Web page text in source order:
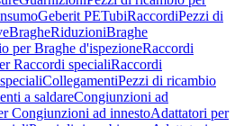
Geberit PETubiRaccordiPezzi di
BragheRiduzioniBraghe
per Braghe d'ispezioneRaccordi
Raccordi specialiRaccordi
CollegamentiPezzi di ricambio
a saldareCongiunzioni ad
Congiunzioni ad innestoAdattatori per